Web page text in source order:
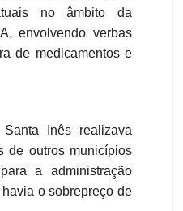
no âmbito da
envolvendo verbas
de medicamentos e
Inês realizava
de outros municípios
a administração
o sobrepreço de